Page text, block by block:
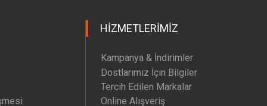
HIZMETLERIMIZ
Kampanya & İndirimler
Dostlarımız İçin Bilgiler
Tercih Edilen Markalar
Online Alışveriş